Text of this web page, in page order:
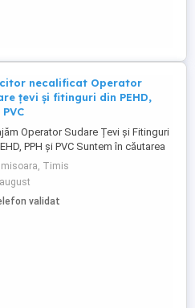
necalificat Operator
țevi și fitinguri din PEHD,
PVC
Operator Sudare Țevi și Fitinguri
PPH și PVC Suntem în căutarea
Sudare Țevi și Fitinguri din
PPH și PVC. Acceptăm și persoane
oferind posibilitatea de
la locul de muncă. Cerințe:
Timis
validat